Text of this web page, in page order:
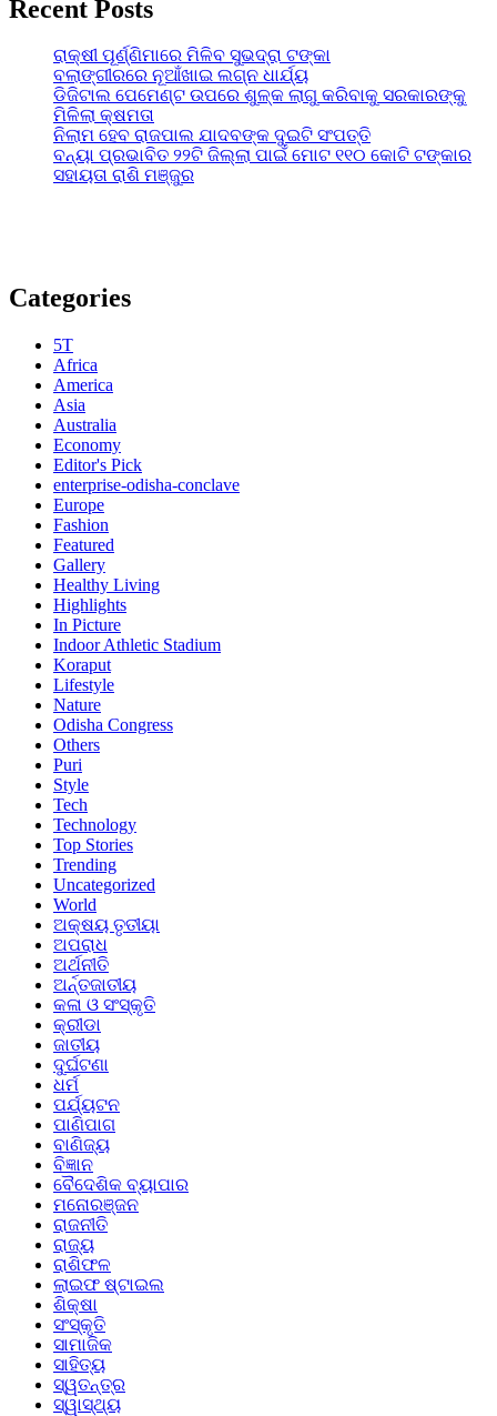
Recent Posts
ରାକ୍ଷୀ ପୂର୍ଣ୍ଣିମାରେ ମିଳିବ ସୁଭଦ୍ରା ଟଙ୍କା
ବଲାଙ୍ଗୀରରେ ନୂଆଁଖାଇ ଲଗ୍ନ ଧାର୍ଯ୍ୟ
ଡିଜିଟାଲ ପେମେଣ୍ଟ ଉପରେ ଶୁଳ୍କ ଲାଗୁ କରିବାକୁ ସରକାରଙ୍କୁ
ମିଳିଲା କ୍ଷମତା
ନିଲାମ ହେବ ରାଜପାଲ ଯାଦବଙ୍କ ଦୁଇଟି ସଂପତ୍ତି
ବନ୍ୟା ପ୍ରଭାବିତ ୨୨ଟି ଜିଲ୍ଲା ପାଇଁ ମୋଟ ୧୧୦ କୋଟି ଟଙ୍କାର
ସହାୟତା ରାଶି ମଞ୍ଜୁର
Categories
5T
Africa
America
Asia
Australia
Economy
Editor's Pick
enterprise-odisha-conclave
Europe
Fashion
Featured
Gallery
Healthy Living
Highlights
In Picture
Indoor Athletic Stadium
Koraput
Lifestyle
Nature
Odisha Congress
Others
Puri
Style
Tech
Technology
Top Stories
Trending
Uncategorized
World
ଅକ୍ଷୟ ତୃତୀୟା
ଅପରାଧ
ଅର୍ଥନୀତି
ଅର୍ନ୍ତଜାତୀୟ
କଳା ଓ ସଂସ୍କୃତି
କ୍ରୀଡା
ଜାତୀୟ
ଦୁର୍ଘଟଣା
ଧର୍ମ
ପର୍ଯ୍ୟଟନ
ପାଣିପାଗ
ବାଣିଜ୍ୟ
ବିଜ୍ଞାନ
ବୈଦେଶିକ ବ୍ୟାପାର
ମନୋରଞ୍ଜନ
ରାଜନୀତି
ରାଜ୍ୟ
ରାଶିଫଳ
ଲାଇଫ ଷ୍ଟାଇଲ
ଶିକ୍ଷା
ସଂସ୍କୃତି
ସାମାଜିକ
ସାହିତ୍ୟ
ସ୍ୱତନ୍ତ୍ର
ସ୍ୱାସ୍ଥ୍ୟ